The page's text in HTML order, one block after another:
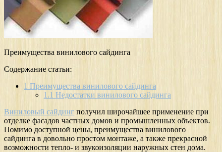
Преимущества винилового сайдинга
Содержание статьи:
1 Преимущества винилового сайдинга
1.1 Недостатки винилового сайдинга
Виниловый сайдинг получил широчайшее применение при
отделке фасадов частных домов и промышленных объектов.
Помимо доступной цены, преимущества винилового
сайдинга в довольно простом монтаже, а также прекрасной
возможности тепло- и звукоизоляции наружных стен дома.